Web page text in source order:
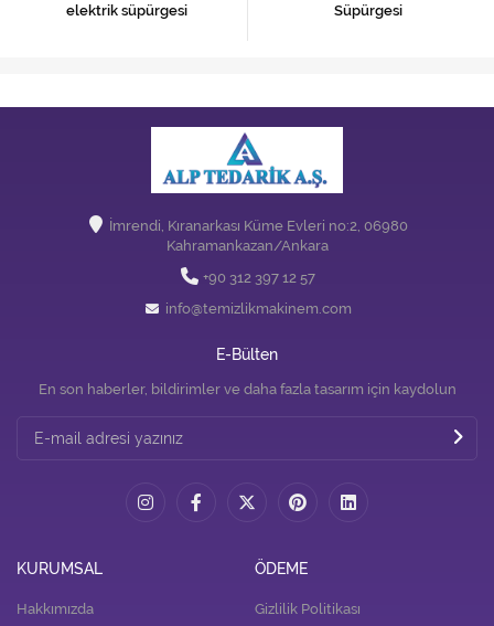
elektrik süpürgesi
Süpürgesi
İmrendi, Kıranarkası Küme Evleri no:2, 06980
Kahramankazan/Ankara
+90 312 397 12 57
info@temizlikmakinem.com
E-Bülten
En son haberler, bildirimler ve daha fazla tasarım için kaydolun
KURUMSAL
Hakkımızda
ÖDEME
Gizlilik Politikası